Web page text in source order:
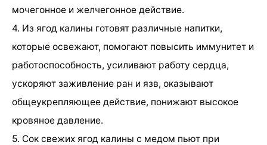
мочегонное и желчегонное действие.
4. Из ягод калины готовят различные напитки,
которые освежают, помогают повысить иммунитет и
работоспособность, усиливают работу сердца,
ускоряют заживление ран и язв, оказывают
общеукрепляющее действие, понижают высокое
кровяное давление.
5. Сок свежих ягод калины с медом пьют при